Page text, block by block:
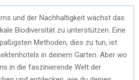
und der Nachhaltigkeit wächst das
Biodiversität zu unterstützen. Eine
Methoden, dies zu tun, ist
in deinem Garten. Aber wo
in die faszinierende Welt der